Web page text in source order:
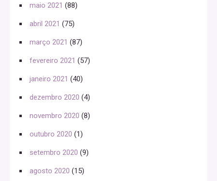
maio 2021 (88)
abril 2021 (75)
março 2021 (87)
fevereiro 2021 (57)
janeiro 2021 (40)
dezembro 2020 (4)
novembro 2020 (8)
outubro 2020 (1)
setembro 2020 (9)
agosto 2020 (15)